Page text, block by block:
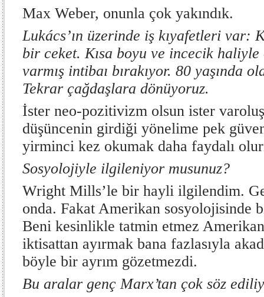
Max Weber, onunla çok yakındık.
Lukács’ın üzerinde iş kıyafetleri var:
bir ceket. Kısa boyu ve incecik
varmış intibaı bırakıyor. 80 yaşında
Tekrar çağdaşlara dönüyoruz.
İster neo-pozitivizm olsun ister
düşüncenin girdiği yönelime pek
yirminci kez okumak daha faydalı
Sosyolojiyle ilgileniyor musunuz?
Wright Mills’le bir hayli ilgilendim.
onda. Fakat Amerikan sosyolojisinde
Beni kesinlikle tatmin etmez
iktisattan ayırmak bana fazlasıyla
böyle bir ayrım gözetmezdi.
Bu aralar genç Marx’tan çok söz